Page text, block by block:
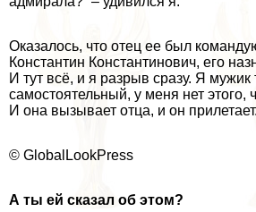
Оказалось, что отец ее был
Константин Константинович, его
И тут всё, и я разрыв сразу. Я мужик
самостоятельный, у меня нет этого,
И она вызывает отца, и он прилетает.
© GlobalLookPress
А ты ей сказал об этом?